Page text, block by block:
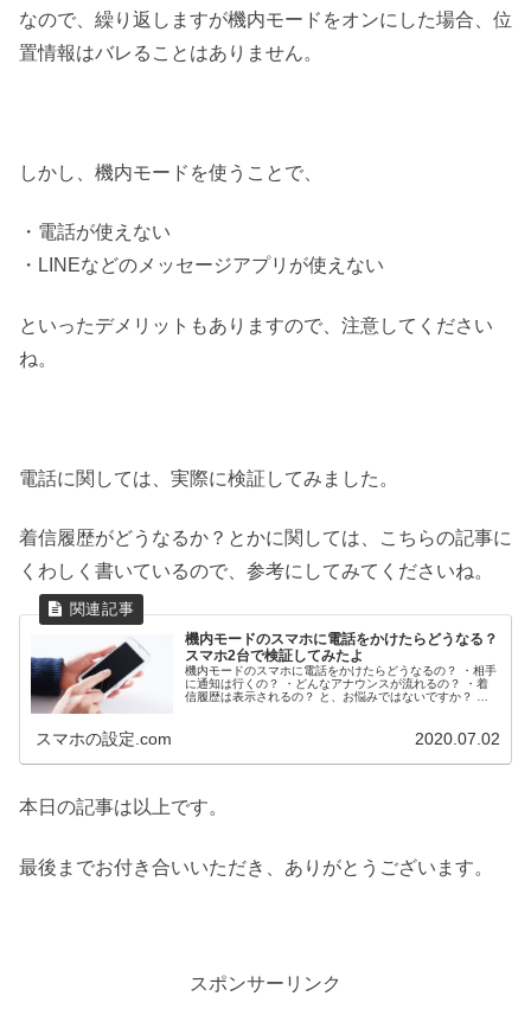
なので、繰り返しますが機内モードをオンにした場合、位
置情報はバレることはありません。
しかし、機内モードを使うことで、
・電話が使えない
・LINEなどのメッセージアプリが使えない
といったデメリットもありますので、注意してください
ね。
電話に関しては、実際に検証してみました。
着信履歴がどうなるか？とかに関しては、こちらの記事に
くわしく書いているので、参考にしてみてくださいね。
機内モードのスマホに電話をかけたらどうなる？
スマホ2台で検証してみたよ
機内モードのスマホに電話をかけたらどうなるの？ ・相手
に通知は行くの？ ・どんなアナウンスが流れるの？ ・着
信履歴は表示されるの？ と、お悩みではないですか？ た
スマホの設定.com 2020.07.02
本日の記事は以上です。
最後までお付き合いいただき、ありがとうございます。
スポンサーリンク